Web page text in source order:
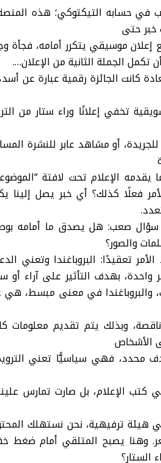
في حسابه التيكتوكي؛ هذه
خبر حتى
موسيقي يتكرر أمامه، فجأة
الجملة الثانية من الإعلان….
كانت الجائزة رقمية عبارة عن
تخفي إعلانًا وراء ستار من
أو مشاهد عابر للنشرة
الإعلام تحت لافتة
فعلًا كذلك؟ أي خبر يصل إلينا
صعب: هل يصدق ما أمامه
والصور؟
تعقيدًا: البروباغندا وتعني
بهدف التأثير على آراء
والبروباغندا في معنى مبسط، هي
وبذلك يتم تقديم معلومات
الأشخاص
فهي سياسيًّا تعني الترويج،
كتب الإعلام، بل صارت تمارس
ترفيهية، نحن نستهلك المحتوى
وهنا يصبح المتلقي أمام ضغط